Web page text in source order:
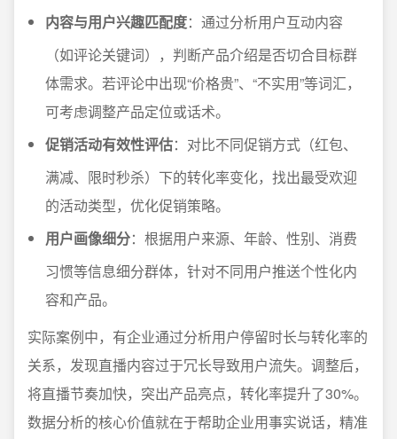
内容与用户兴趣匹配度：通过分析用户互动内容
（如评论关键词），判断产品介绍是否切合目标群
体需求。若评论中出现“价格贵”、“不实用”等词汇，
可考虑调整产品定位或话术。
促销活动有效性评估：对比不同促销方式（红包、
满减、限时秒杀）下的转化率变化，找出最受欢迎
的活动类型，优化促销策略。
用户画像细分：根据用户来源、年龄、性别、消费
习惯等信息细分群体，针对不同用户推送个性化内
容和产品。
实际案例中，有企业通过分析用户停留时长与转化率的
关系，发现直播内容过于冗长导致用户流失。调整后，
将直播节奏加快，突出产品亮点，转化率提升了30%。
数据分析的核心价值就在于帮助企业用事实说话，精准